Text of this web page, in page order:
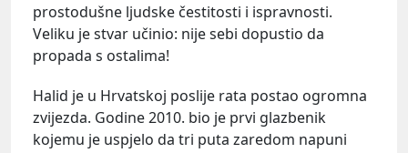
prostodušne ljudske čestitosti i ispravnosti.
Veliku je stvar učinio: nije sebi dopustio da
propada s ostalima!
Halid je u Hrvatskoj poslije rata postao ogromna
zvijezda. Godine 2010. bio je prvi glazbenik
kojemu je uspjelo da tri puta zaredom napuni